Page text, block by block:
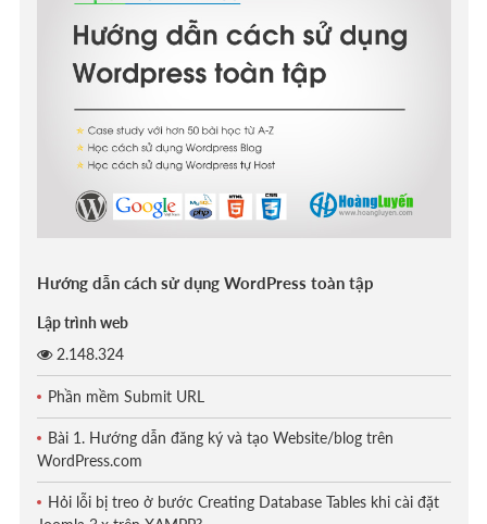
Hướng dẫn cách sử dụng WordPress toàn tập
Lập trình web
2.148.324
Phần mềm Submit URL
Bài 1. Hướng dẫn đăng ký và tạo Website/blog trên
WordPress.com
Hỏi lỗi bị treo ở bước Creating Database Tables khi cài đặt